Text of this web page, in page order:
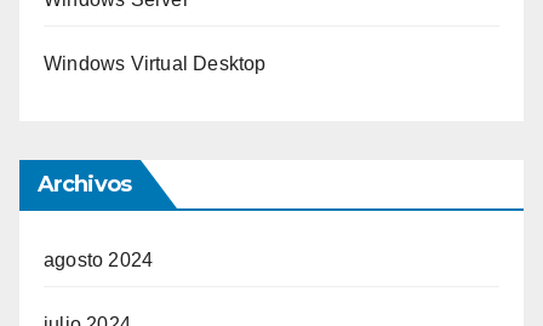
Windows Virtual Desktop
Archivos
agosto 2024